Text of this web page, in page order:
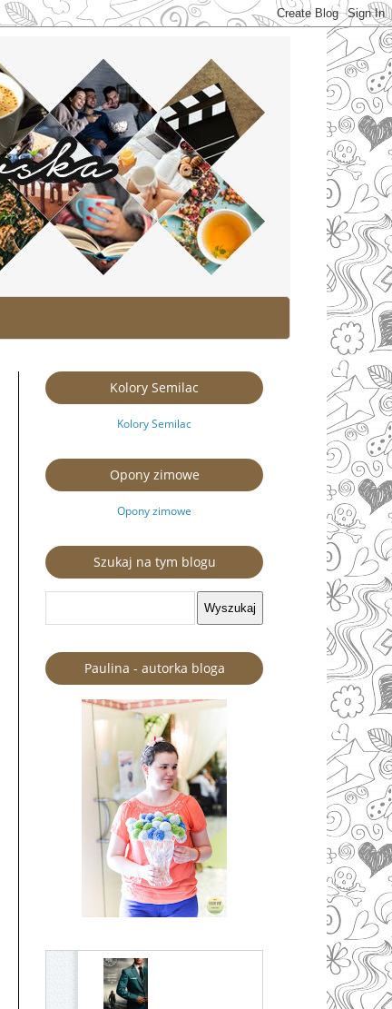
Kolory Semilac
Kolory Semilac
Opony zimowe
Opony zimowe
Szukaj na tym blogu
Paulina - autorka bloga